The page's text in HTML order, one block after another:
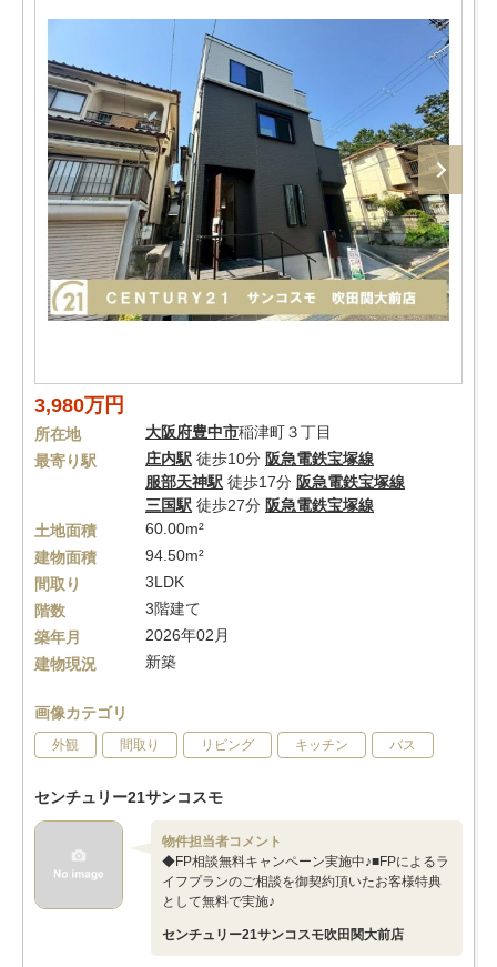
3,980万円
所在地 大阪府豊中市稲津町３丁目
最寄り駅
庄内駅 徒歩10分 阪急電鉄宝塚線
服部天神駅 徒歩17分 阪急電鉄宝塚線
三国駅 徒歩27分 阪急電鉄宝塚線
土地面積
60.00m²
建物面積
94.50m²
間取り
3LDK
階数
3階建て
築年月
2026年02月
建物現況
新築
画像カテゴリ
外観 間取り リビング キッチン バス
センチュリー21サンコスモ
物件担当者コメント
◆FP相談無料キャンペーン実施中♪■FPによるラ
イフプランのご相談を御契約頂いたお客様特典
として無料で実施♪
センチュリー21サンコスモ吹田関大前店